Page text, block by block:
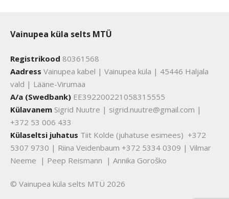
Vainupea küla selts MTÜ
Registrikood 80361568
Aadress Vainupea kabel | Vainupea küla | 45446 Haljala
vald | Lääne-Virumaa
A/a (Swedbank) EE392200221058315555
Külavanem Sigrid Nuutre | sigrid.nuutre@gmail.com |
+372 53 006 433
Külaseltsi juhatus Tiit Kolde (juhatuse esimees) +372
5307 9730 | Riina Veidenbaum +372 5334 0309 | Vilmar
Neeme | Peep Reismann | Annika Goroško
© Vainupea küla selts MTÜ 2026